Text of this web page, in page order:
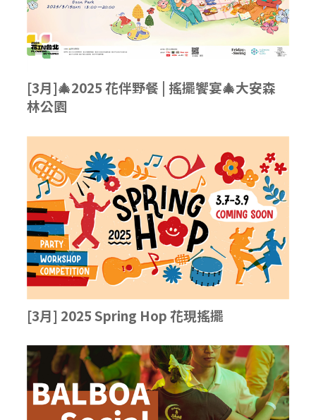
[3月]🎄2025 花伴野餐 | 搖擺饗宴🎄大安森
林公園
[3月] 2025 Spring Hop 花現搖擺